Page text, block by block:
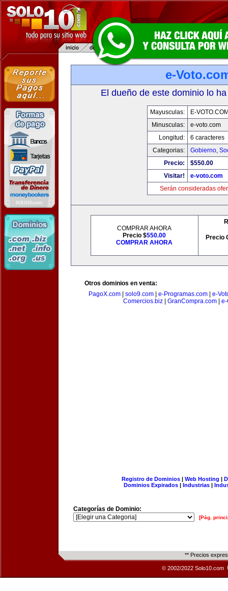
e-
El dueño de este dominio lo
Mayusculas:
E-
Minusculas:
e-voto.com
Longitud:
6 caracteres
Categorias:
Gobierno,
Precio:
$550.00
Visitar!
e-voto.com
Serán consideradas
COMPRAR AHORA
Precio $550.00
COMPRAR AHORA
Precio
Otros dominios en venta:
PagoX.com
solo9.com e-Programas.com
e-
Comercios.biz| GranCompra.com| e-
Registro de Dominios| Web Hosting |
Dominios Expirados | Industrias |
Categorías de Dominio:
[Pág.
** Precios
© 2002/2022 Solo10.com